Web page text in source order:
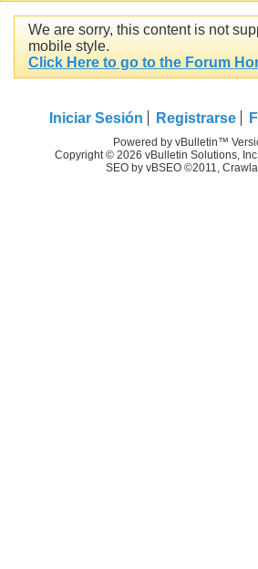
We are sorry, this content is not
mobile style.
Click Here to go to the Forum
Iniciar Sesión Registrarse
Powered by vBulletin™
Copyright © 2026 vBulletin Solutions,
SEO by vBSEO ©2011,